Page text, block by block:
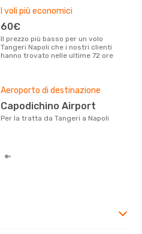
I voli più economici
60€
Il prezzo più basso per un volo
Tangeri Napoli che i nostri clienti
hanno trovato nelle ultime 72 ore
Aeroporto di destinazione
Capodichino Airport
Per la tratta da Tangeri a Napoli